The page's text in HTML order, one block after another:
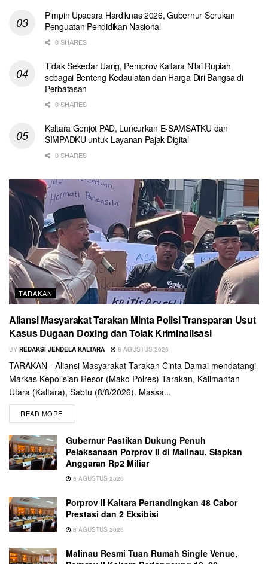
Pimpin Upacara Hardiknas 2026, Gubernur Serukan
Penguatan Pendidikan Nasional
0 SHARES
Tidak Sekedar Uang, Pemprov Kaltara Nilai Rupiah
sebagai Benteng Kedaulatan dan Harga Diri Bangsa di
Perbatasan
0 SHARES
Kaltara Genjot PAD, Luncurkan E-SAMSATKU dan
SIMPADKU untuk Layanan Pajak Digital
0 SHARES
TARAKAN
Aliansi Masyarakat Tarakan Minta Polisi Transparan Usut
Kasus Dugaan Doxing dan Tolak Kriminalisasi
BY REDAKSI JENDELA KALTARA 8 AGUSTUS 2026
TARAKAN - Aliansi Masyarakat Tarakan Cinta Damai mendatangi
Markas Kepolisian Resor (Mako Polres) Tarakan, Kalimantan
Utara (Kaltara), Sabtu (8/8/2026). Massa...
READ MORE
Gubernur Pastikan Dukung Penuh
Pelaksanaan Porprov II di Malinau, Siapkan
Anggaran Rp2 Miliar
8 AGUSTUS 2026
Porprov II Kaltara Pertandingkan 48 Cabor
Prestasi dan 2 Eksibisi
8 AGUSTUS 2026
Malinau Resmi Tuan Rumah Single Venue,